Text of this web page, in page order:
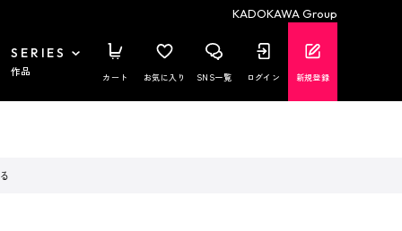
KADOKAWA Group
SERIES
作品 カート お気に入り SNS一覧 ログイン 新規登録